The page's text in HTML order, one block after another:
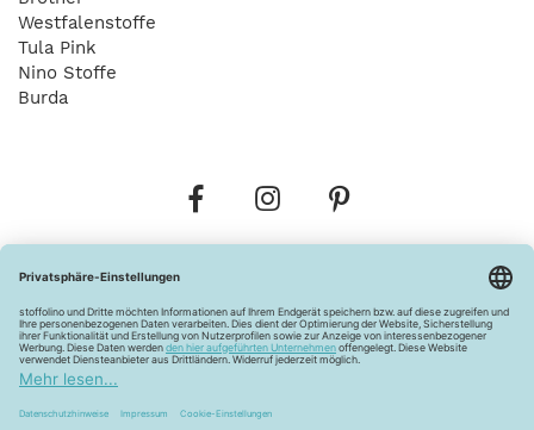
Westfalenstoffe
Tula Pink
Nino Stoffe
Burda
Widerrufsbelehrung Vertrag widerrufen
Barrierefreiheitserklärung